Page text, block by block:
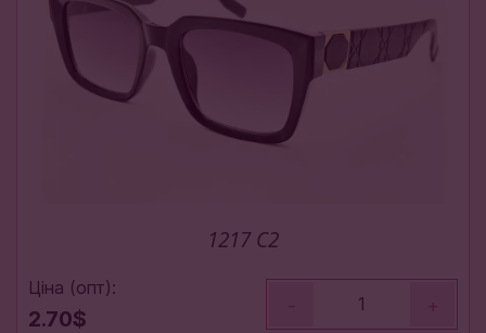
1217 C2
Ціна (опт):
2.70$
- +